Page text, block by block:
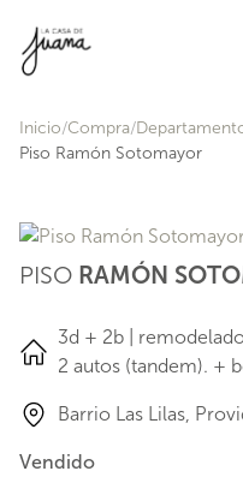
Inicio Compra
Piso Ramón Sotomayor
PISO RAMÓN
3d + 2b |
2 autos (tandem). +
Barrio Las Lilas,
Vendido